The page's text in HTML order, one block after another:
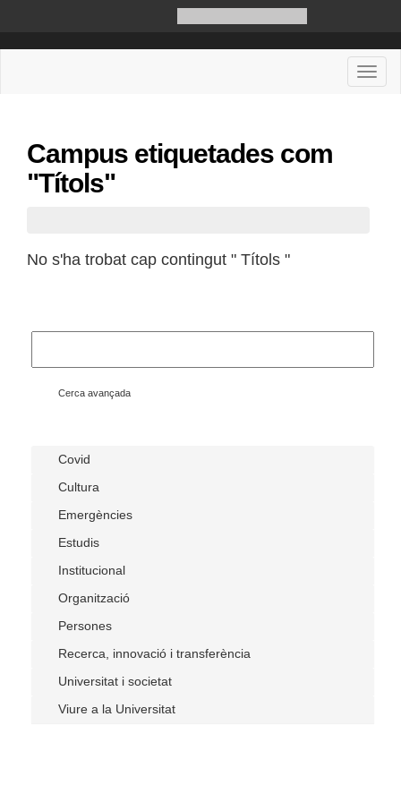
Campus etiquetades com
"Títols"
No s'ha trobat cap contingut " Títols "
Cerca avançada
Veure Covid
Covid
Veure Cultura
Cultura
Veure Emergències
Emergències
Veure Estudis
Estudis
Veure Institucional
Institucional
Veure Organització
Organització
Veure Persones
Persones
Veure Recerca, innovació i transferència
Recerca, innovació i transferència
Veure Universitat i societat
Universitat i societat
Veure Viure a la Universitat
Viure a la Universitat